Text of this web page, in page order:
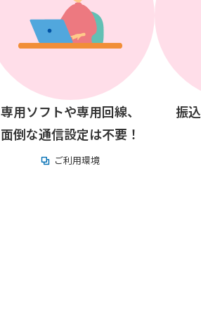
専用ソフトや専用回線、
面倒な通信設定は不要！
ご利用環境
振